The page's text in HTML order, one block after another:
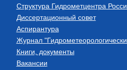
Структура Гидрометцентра
Диссертационный совет
Аспирантура
Журнал
Книги, документы
Вакансии